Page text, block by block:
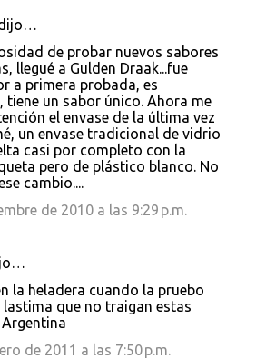
de probar nuevos sabores
llegué a Gulden Draak...fue
a primera probada, es
tiene un sabor único. Ahora me
el envase de la última vez
un envase tradicional de vidrio
casi por completo con la
pero de plástico blanco. No
cambio....
de 2010 a las 9:29 p.m.
la heladera cuando la pruebo
lastima que no traigan estas
de 2011 a las 7:50 p.m.